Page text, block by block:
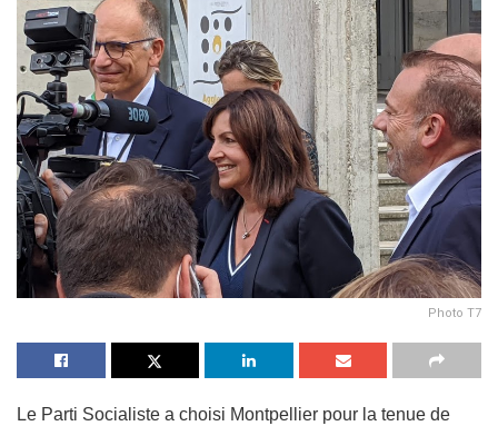
Photo T7
Le Parti Socialiste a choisi Montpellier pour la tenue de